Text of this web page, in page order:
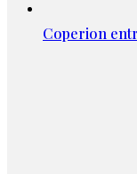
Coperion